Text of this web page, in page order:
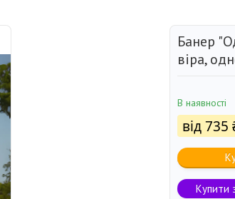
Банер
віра,
В наявності
від735
Купити